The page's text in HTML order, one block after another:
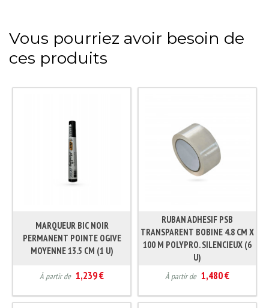
Vous pourriez avoir besoin de
ces produits
MARQUEUR BIC NOIR
PERMANENT POINTE OGIVE
MOYENNE 13.5 CM (1 U)
À partir de 1,239 €
RUBAN ADHESIF PSB
TRANSPARENT BOBINE 4.8 CM X
100 M POLYPRO. SILENCIEUX (6
U)
À partir de 1,480 €